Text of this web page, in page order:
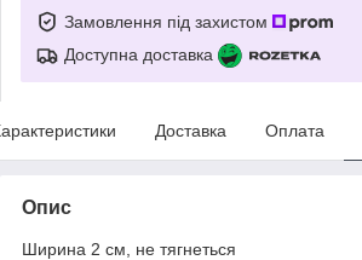
Замовлення під захистом
Доступна доставка
Доставка Оплата
Опис
Ширина 2 см, не тягнеться